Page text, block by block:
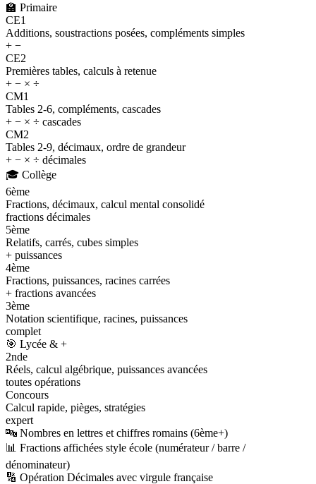
🏫 Primaire
CE1
Additions, soustractions posées, compléments simples
+ −
CE2
Premières tables, calculs à retenue
+ − × ÷
CM1
Tables 2-6, compléments, cascades
+ − × ÷ cascades
CM2
Tables 2-9, décimaux, ordre de grandeur
+ − × ÷ décimales
🎓 Collège
6ème
Fractions, décimaux, calcul mental consolidé
fractions décimales
5ème
Relatifs, carrés, cubes simples
+ puissances
4ème
Fractions, puissances, racines carrées
+ fractions avancées
3ème
Notation scientifique, racines, puissances
complet
🎯 Lycée & +
2nde
Réels, calcul algébrique, puissances avancées
toutes opérations
Concours
Calcul rapide, pièges, stratégies
expert
🔤 Nombres en lettres et chiffres romains (6ème+)
📊 Fractions affichées style école (numérateur / barre /
dénominateur)
🔢 Opération Décimales avec virgule française